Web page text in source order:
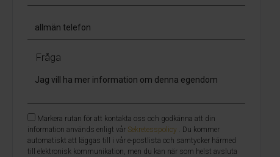
Fråga
Markera rutan för att kontakta oss och godkänna att din
information används enligt vår Sekretesspolicy
. Du kommer
automatiskt att läggas till i vår e-postlista och samtycker härmed
till elektronisk kommunikation, men du kan när som helst avsluta